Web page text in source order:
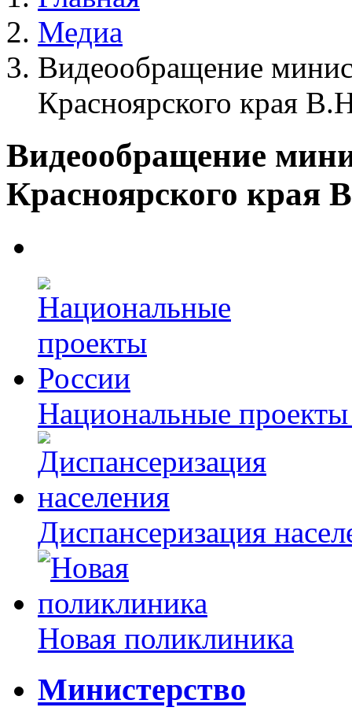
Медиа
Видеообращение
Красноярского края
Видеообращение
Красноярского края
Национальные
Диспансеризация
Новая поликлиника
Министерство